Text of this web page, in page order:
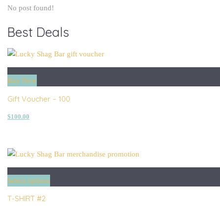
No post found!
Best Deals
Buy Now
Gift Voucher – 100
$100.00
Select options
T-SHIRT #2